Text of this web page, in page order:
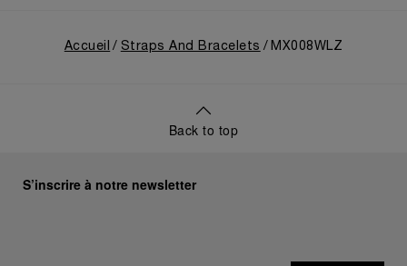
Accueil Straps And Bracelets MX008WLZ
Back to top
S’inscrire à notre newsletter